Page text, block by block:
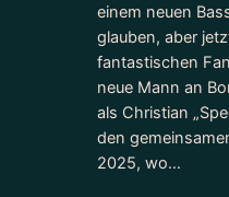
einem neuen
glauben, aber
fantastischen
neue Mann an
als Christian
den
2025, wo…